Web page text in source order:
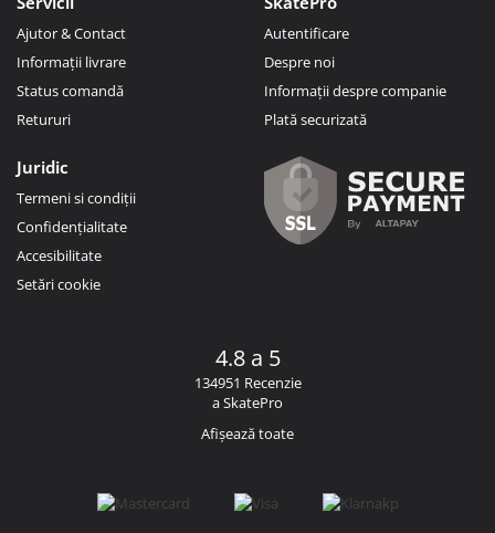
Ajutor & Contact
Informații livrare
Status comandă
Retururi
Autentificare
Despre noi
Informații despre companie
Plată securizată
Juridic
Termeni si condiții
Confidențialitate
Accesibilitate
Setări cookie
4.8 a 5
134951 Recenzie
a SkatePro
Afișează toate